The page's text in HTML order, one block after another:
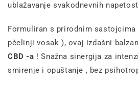
ublažavanje svakodnevnih
Formuliran s prirodnim sastojcima
pčelinji vosak ), ovaj izdašni
CBD -a ! Snažna sinergija za
smirenje i opuštanje , bez